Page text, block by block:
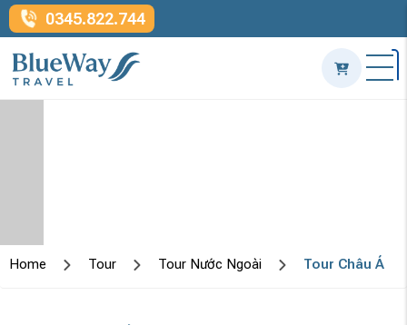
0345.822.744
Home Tour Tour Nước Ngoài Tour Châu Á